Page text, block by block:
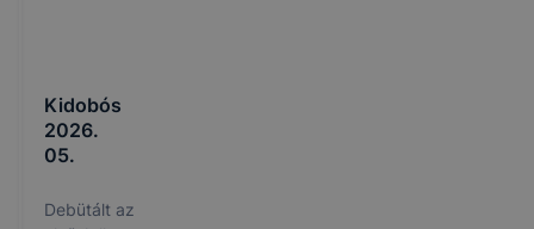
Kidobós
2026.
05.
Debütált az